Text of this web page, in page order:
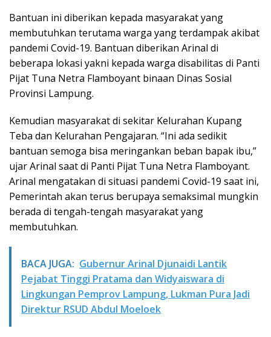
Bantuan ini diberikan kepada masyarakat yang
membutuhkan terutama warga yang terdampak akibat
pandemi Covid-19. Bantuan diberikan Arinal di
beberapa lokasi yakni kepada warga disabilitas di Panti
Pijat Tuna Netra Flamboyant binaan Dinas Sosial
Provinsi Lampung.
Kemudian masyarakat di sekitar Kelurahan Kupang
Teba dan Kelurahan Pengajaran. “Ini ada sedikit
bantuan semoga bisa meringankan beban bapak ibu,”
ujar Arinal saat di Panti Pijat Tuna Netra Flamboyant.
Arinal mengatakan di situasi pandemi Covid-19 saat ini,
Pemerintah akan terus berupaya semaksimal mungkin
berada di tengah-tengah masyarakat yang
membutuhkan.
BACA JUGA: Gubernur Arinal Djunaidi Lantik
Pejabat Tinggi Pratama dan Widyaiswara di
Lingkungan Pemprov Lampung, Lukman Pura Jadi
Direktur RSUD Abdul Moeloek